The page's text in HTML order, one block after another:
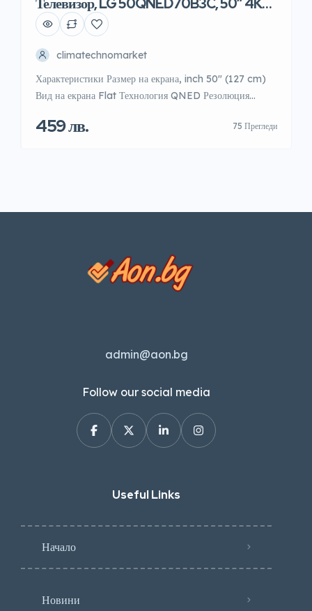
QNED MiniLED Smart TV
climatechnomarket
Характеристики Размер на екрана, inch 50″ (127 cm)
Вид на екрана Flat Технология QNED Резолюция
асистент Works with Apple Home, Google Cast,
459 лв. 75 Прегледи
admin@aon.bg
Follow our social media
Useful Links
Начало
Новини